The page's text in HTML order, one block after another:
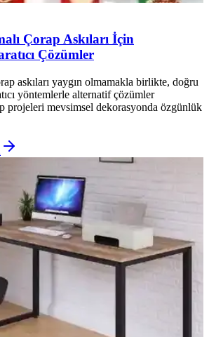
Çorap Askıları İçin
Çözümler
askıları yaygın olmamakla birlikte, doğru
yöntemlerle alternatif çözümler
projeleri mevsimsel dekorasyonda özgünlük